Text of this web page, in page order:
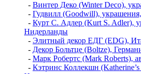
- Винтер Деко (Winter Deco),
- Гудвилл (Goodwill),
- Курт С. Адлер (Kurt S. Adler),
Нидерланды
- Элитный декор ЕДГ (EDG),
- Декор Больтце (Boltze),
- Марк Робертс (Mark Roberts),
- Кэтринс Коллекшн